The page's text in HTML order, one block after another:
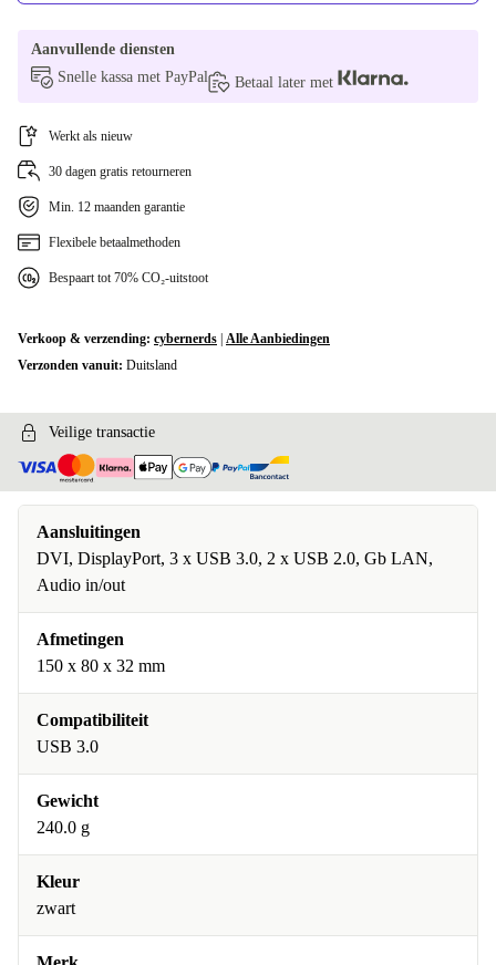
Aanvullende diensten
Snelle kassa met PayPal
Betaal later met
Werkt als nieuw
30 dagen gratis retourneren
Min. 12 maanden garantie
Flexibele betaalmethoden
Bespaart tot 70% CO₂-uitstoot
Verkoop & verzending: cybernerds Alle Aanbiedingen
Verzonden vanuit: Duitsland
Veilige transactie
Aansluitingen
DVI, DisplayPort, 3 x USB 3.0, 2 x USB 2.0, Gb LAN,
Audio in/out
Afmetingen
150 x 80 x 32 mm
Compatibiliteit
USB 3.0
Gewicht
240.0 g
Kleur
zwart